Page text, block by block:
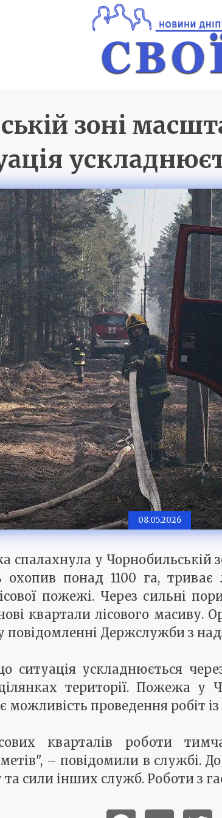
Новини
зоні
08.05.2026
у Чорнобильській
охопив понад 1100 га, триває
пожежі. Через сильні
квартали лісового масиву.
повідомленні Держслужби з
ситуація ускладнюється
території. Пожежа у
проведення робіт із
кварталів роботи
– повідомили в службі.
сили інших служб. Роботи з